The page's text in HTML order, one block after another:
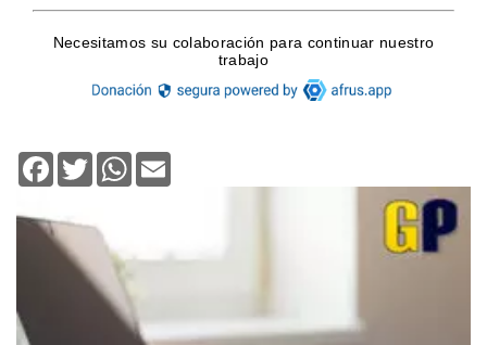
Facebook
TwitterWhatsApp